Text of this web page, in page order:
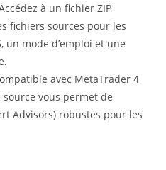
à un fichier ZIP
fichiers sources pour les
un mode d’emploi et une
avec MetaTrader 4
vous permet de
Advisors) robustes pour les